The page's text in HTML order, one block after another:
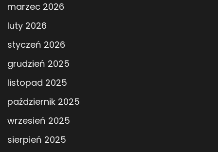
marzec 2026
luty 2026
styczeń 2026
grudzień 2025
listopad 2025
październik 2025
wrzesień 2025
sierpień 2025